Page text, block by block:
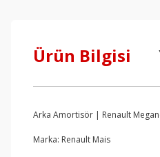
Ürün Bilgisi
Arka Amortisör | Renault
Marka: Renault Mais